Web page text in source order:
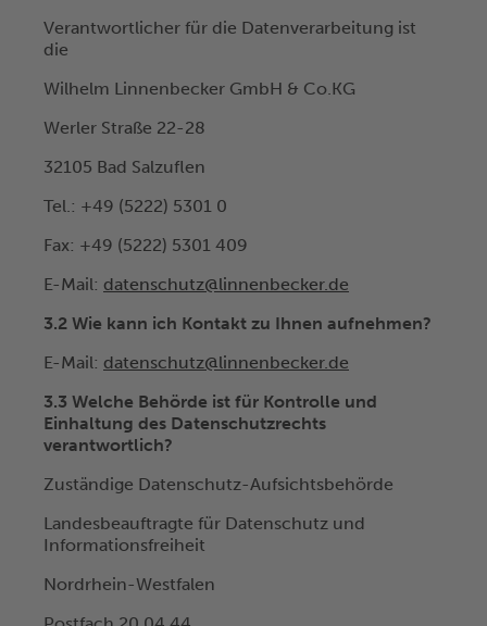
Verantwortlicher für die Datenverarbeitung ist
die
Wilhelm Linnenbecker GmbH & Co.KG
Werler Straße 22-28
32105 Bad Salzuflen
Tel.: +49 (5222) 5301 0
Fax: +49 (5222) 5301 409
E-Mail: datenschutz@linnenbecker.de
3.2 Wie kann ich Kontakt zu Ihnen aufnehmen?
E-Mail: datenschutz@linnenbecker.de
3.3 Welche Behörde ist für Kontrolle und
Einhaltung des Datenschutzrechts
verantwortlich?
Zuständige Datenschutz-Aufsichtsbehörde
Landesbeauftragte für Datenschutz und
Informationsfreiheit
Nordrhein-Westfalen